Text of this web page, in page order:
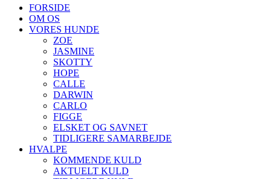
FORSIDE
OM OS
VORES HUNDE
ZOE
JASMINE
SKOTTY
HOPE
CALLE
DARWIN
CARLO
FIGGE
ELSKET OG SAVNET
TIDLIGERE SAMARBEJDE
HVALPE
KOMMENDE KULD
AKTUELT KULD